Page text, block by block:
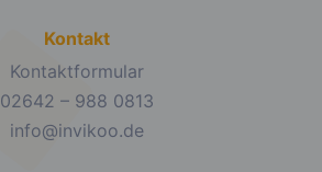
Kontakt
Kontaktformular
02642 – 988 0813
info@invikoo.de